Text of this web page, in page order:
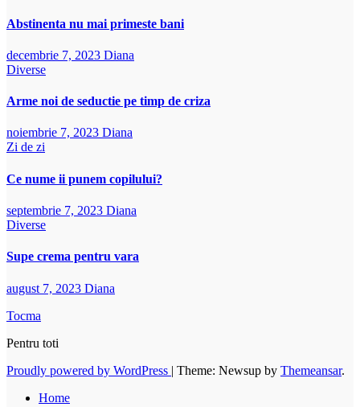
Abstinenta nu mai primeste bani
decembrie 7, 2023 Diana
Diverse
Arme noi de seductie pe timp de criza
noiembrie 7, 2023 Diana
Zi de zi
Ce nume ii punem copilului?
septembrie 7, 2023 Diana
Diverse
Supe crema pentru vara
august 7, 2023 Diana
Tocma
Pentru toti
Proudly powered by WordPress | Theme: Newsup by Themeansar.
Home